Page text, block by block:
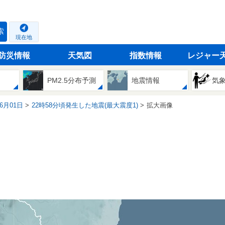
現在地
災情報 天気図 指数情報 レジャー
PM2.5分布予測 地震情報 気
月01日 22時58分頃発生した地震(最大震度1) 拡大画像